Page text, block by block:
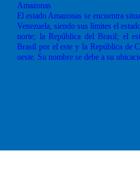
Amazonas
El estado Amazonas se encuentra
Venezuela, siendo sus límites el
norte; la República del Brasil; el
Brasil por el este y la República de
oeste. Su nombre se debe a su